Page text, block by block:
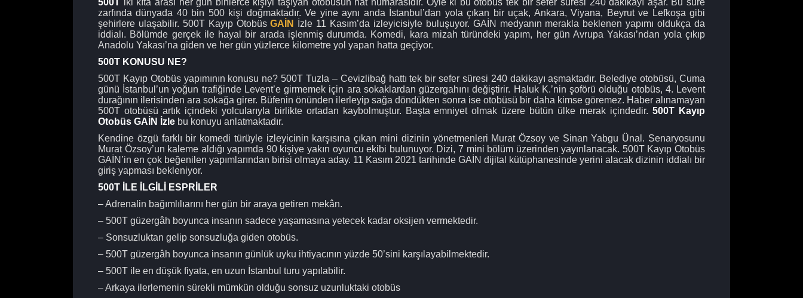
500T iki kıta arası her gün binlerce kişiyi taşıyan otobüsün hat numarasıdır. Öyle ki bu otobüs tek bir sefer süresi 240 dakikayı aşar. Bu süre
zarfında dünyada 40 bin 500 kişi doğmaktadır. Ve yine aynı anda İstanbul’dan yola çıkan bir uçak, Ankara, Viyana, Beyrut ve Lefkoşa gibi
şehirlere ulaşabilir. 500T Kayıp OtobüsGAİN
İzle 11 Kasım’da izleyicisiyle buluşuyor. GAİN medyanın merakla beklenen yapımı oldukça da
iddialı. Bölümde gerçek ile hayal bir arada işlenmiş durumda. Komedi, kara mizah türündeki yapım, her gün Avrupa Yakası’ndan yola çıkıp
Anadolu Yakası’na giden ve her gün yüzlerce kilometre yol yapan hatta geçiyor.
500T KONUSU NE?
500T Kayıp Otobüs yapımının konusu ne? 500T Tuzla – Cevizlibağ hattı tek bir sefer süresi 240 dakikayı aşmaktadır. Belediye otobüsü, Cuma
günü İstanbul’un yoğun trafiğinde Levent’e girmemek için ara sokaklardan güzergahını değiştirir. Haluk K.’nin şoförü olduğu otobüs, 4. Levent
durağının ilerisinden ara sokağa girer. Büfenin önünden ilerleyip sağa döndükten sonra ise otobüsü bir daha kimse göremez. Haber alınamayan
500T otobüsü artık içindeki yolcularıyla birlikte ortadan kaybolmuştur. Başta emniyet olmak üzere bütün ülke merak içindedir.500T Kayıp
Otobüs GAİN İzle bu konuyu anlatmaktadır.
Kendine özgü farklı bir komedi türüyle izleyicinin karşısına çıkan mini dizinin yönetmenleri Murat Özsoy ve Sinan Yabgu Ünal. Senaryosunu
Murat Özsoy’un kaleme aldığı yapımda 90 kişiye yakın oyuncu ekibi bulunuyor. Dizi, 7 mini bölüm üzerinden yayınlanacak. 500T Kayıp Otobüs
GAİN’in en çok beğenilen yapımlarından birisi olmaya aday. 11 Kasım 2021 tarihinde GAİN dijital kütüphanesinde yerini alacak dizinin iddialı bir
giriş yapması bekleniyor.
500T İLE İLGİLİ ESPRİLER
– Adrenalin bağımlılıarını her gün bir araya getiren mekân.
– 500T güzergâh boyunca insanın sadece yaşamasına yetecek kadar oksijen vermektedir.
– Sonsuzluktan gelip sonsuzluğa giden otobüs.
– 500T güzergâh boyunca insanın günlük uyku ihtiyacının yüzde 50’sini karşılayabilmektedir.
– 500T ile en düşük fiyata, en uzun İstanbul turu yapılabilir.
– Arkaya ilerlemenin sürekli mümkün olduğu sonsuz uzunluktaki otobüs